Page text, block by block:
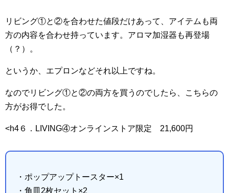
リビング①と②を合わせた値段だけあって、アイテムも両
方の内容を合わせ持っています。アロマ加湿器も再登場
（？）。
というか、エプロンなどそれ以上ですね。
なのでリビング①と②の両方を買うのでしたら、こちらの
方がお得でした。
<h4６．LIVING④オンラインストア限定 21,600円
・ポップアップトースター×1
・角皿2枚セット×2